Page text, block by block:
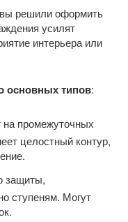
вы решили оформить
усилят
интерьера или
основных типов:
промежуточных
целостный контур,
защиты,
ступеням. Могут